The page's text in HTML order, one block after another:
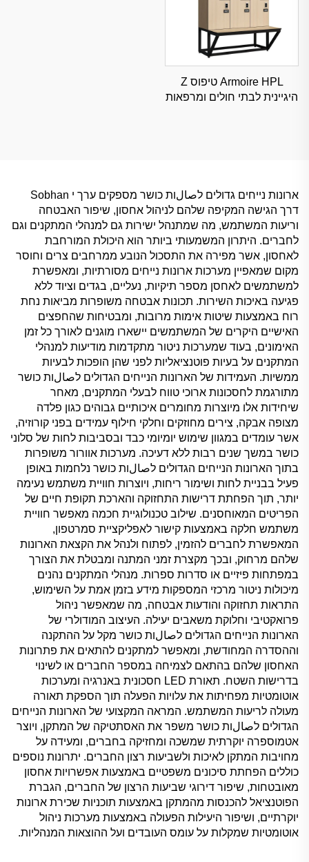
Armoire HPL טיפוס Z
היגיינית לבתי חולים ומרפאות
ארונות נייחים גדולים לصالות כושר מספקים ערך י Sobhan
דרך הגישה המקיפה שלהם לניהול אחסון, שיפור האבטחה
וריעות המשתמש, מה שמתנהל ישירות גם למנהלי המתקנים וגם
לחברים. היתרון המשמעותי ביותר הוא היכולת המורחבת
לאחסון, אשר מפירה את התסכול הנובע ממרחבים צרים וחוסר
מקום שמאפיין מערכות ארונות נייחים מסורתיות, ומאפשרת
למשתמשים לאחסן מספר תיקיות, נעליים, בגדים וציוד ללא
פגיעה באיכות השירות. תכונות אבטחה משופרות מביאות נחת
רוח באמצעות שיטות אימות מרובות, ומבטיחות שהחפצים
האישיים היקרים של המשתמשים יישארו מוגנים לאורך כל זמן
האימונים, בעוד שמערכות ניטור מתקדמות מודיעות למנהלי
המתקנים על בעיות פוטנציאליות לפני שהן הופכות לבעיות
ממשיות. העמידות של הארונות הנייחים הגדולים לصالות כושר
מתורגמת לחסכונות ארוכי טווח לבעלי המתקנים, מאחר
שיחידות אלו מיוצרות מחומרים איכותיים גבוהים כגון פלדה
מצופה אבקה, צירים מחוזקים וחלקי חילוף עמידים בפני קורוזיה,
אשר עומדים במגוון שימוש יומיומי כבד ובסביבות לחות של סלוני
כושר במשך שנים רבות ללא דעיכה. מערכות אוורור משופרות
בתוך הארונות הנייחים הגדולים לصالות כושר נלחמות באופן
פעיל בבניית לחות ושימור ריחות, ויוצרות חוויית משתמש נעימה
יותר, תוך הפחתת דרישות התחזוקה והארכת תקופת חיים של
הפריטים המאוחסנים. שילוב טכנולוגיית חכמה מאפשר חוויית
משתמש חלקה באמצעות קישור לאפליקציית סמרטפון,
המאפשרת לחברים להזמין, לפתוח ולנהל את הקצאת הארונות
שלהם מרחוק, ובכך מקצרת זמני המתנה ומבטלת את הצורך
במפתחות פיזיים או סדרות ספרות. מנהלי המתקנים נהנים
מיכולות ניטור מרכזי המספקות מידע בזמן אמת על השימוש,
התראות תחזוקה והודעות אבטחה, מה שמאפשר ניהול
פרואקטיבי וחלוקת משאבים יעילה. העיצוב המודולרי של
הארונות הנייחים הגדולים לصالות כושר מקל על ההתקנה
וההסדרה המחודשת, ומאפשר למתקנים להתאים את פתרונות
האחסון שלהם בהתאם לצמיחה במספר החברים או לשינוי
בדרישות השטח. תאורת LED חסכונית באנרגיה ומערכות
אוטומטיות מפחיתות את עלויות הפעלה תוך הספקת תאורה
מעולה לריעות המשתמש. המראה המקצועי של הארונות הנייחים
הגדולים לصالות כושר משפר את האסתטיקה של המתקן, ויוצר
אטמוספרה יוקרתית שמשכה ומחזיקה בחברים, ומעידה על
מחויבות המתקן לאיכות ולשביעות רצון החברים. יתרונות נוספים
כוללים הפחתת סיכונים משפטיים באמצעות אפשרויות אחסון
מאובטחות, שיפור דירוגי שביעות הרצון של החברים, הגברת
הפוטנציאל להכנסות מהמתקן באמצעות תוכניות שכירת ארונות
יוקרתיים, ושיפור היעילות הפעולה באמצעות מערכות ניהול
אוטומטיות שמקלות על עומס העובדים ועל ההוצאות המנהליות.